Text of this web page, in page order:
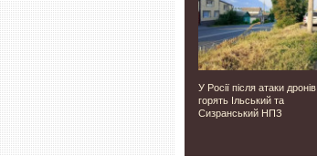
людей,
Волині
У Польщі знову
пошкодили українське
місце пам'яті
У Росії після атаки дронів
горять Ільський та
Сизранський НПЗ